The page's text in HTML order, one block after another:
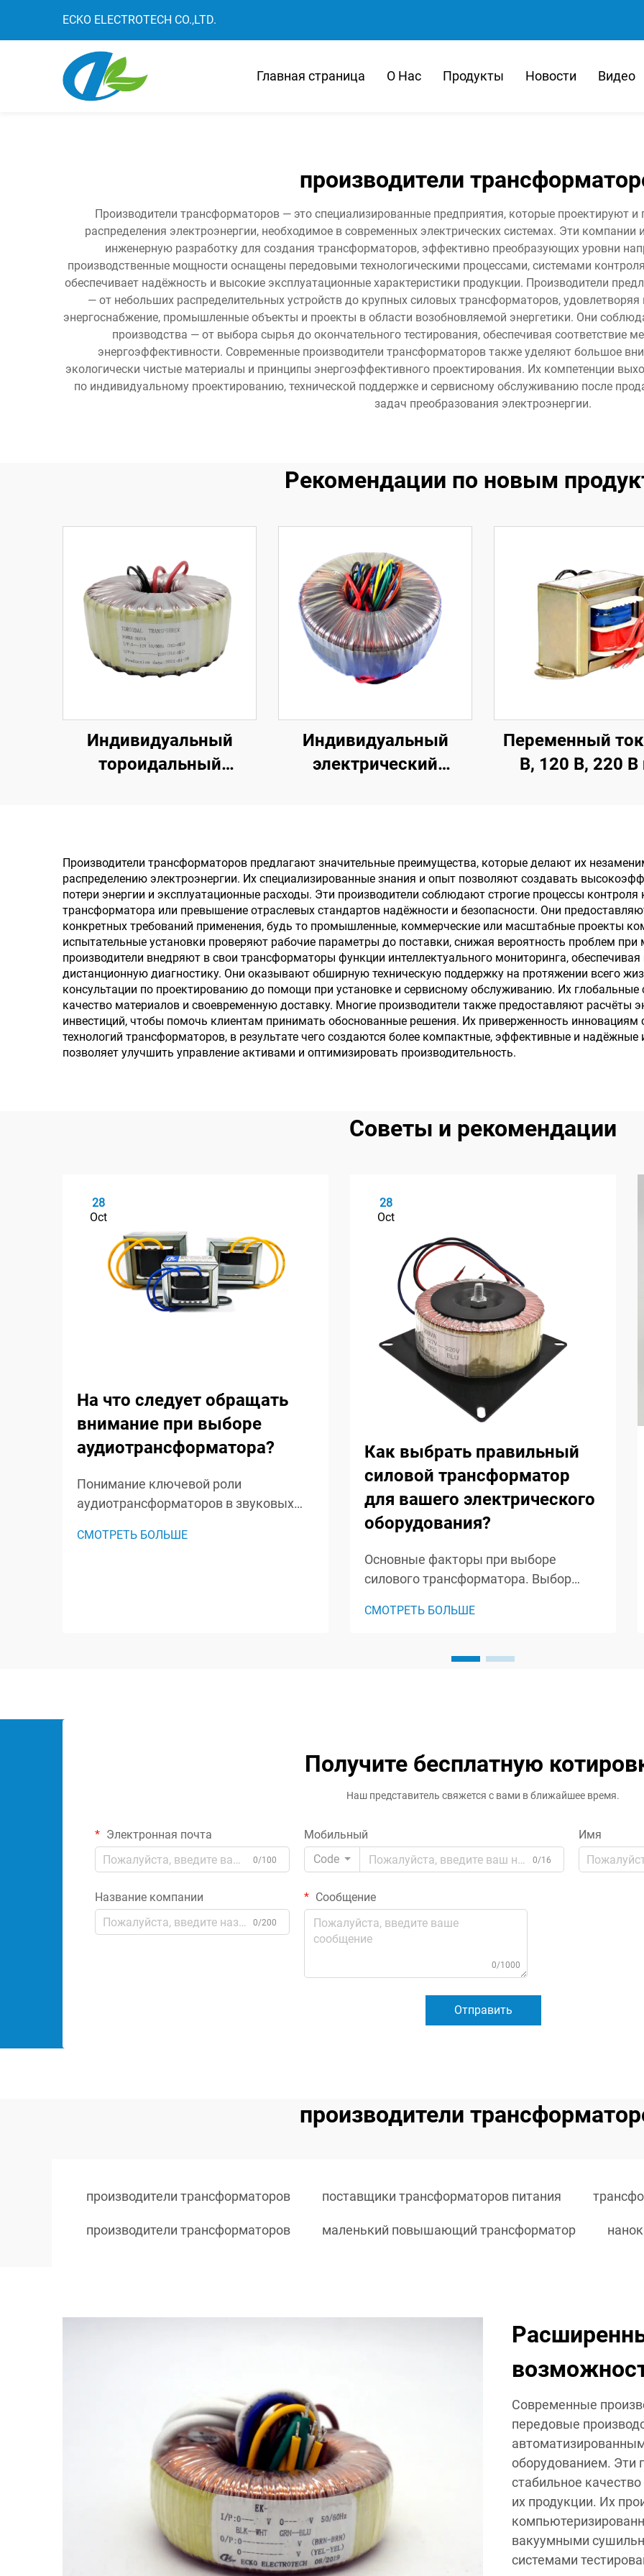
ECKO ELECTROTECH CO.,LTD.
Главная страница О Нас Продукты Новости Видео
производители
Производители трансформаторов — это специализированные предприятия, которые проектируют
распределения электроэнергии, необходимое в современных электрических системах. Эти
инженерную разработку для создания трансформаторов, эффективно преобразующих уровни
производственные мощности оснащены передовыми технологическими процессами, системами
обеспечивает надёжность и высокие эксплуатационные характеристики продукции. Производители
— от небольших распределительных устройств до крупных силовых трансформаторов,
энергоснабжение, промышленные объекты и проекты в области возобновляемой энергетики. Они
производства — от выбора сырья до окончательного тестирования, обеспечивая соответствие
энергоэффективности. Современные производители трансформаторов также уделяют большое
экологически чистые материалы и принципы энергоэффективного проектирования. Их компетенции
по индивидуальному проектированию, технической поддержке и сервисному обслуживанию после
задач преобразования электроэнергии.
Рекомендации по новым
Индивидуальный
тороидальный
трансформатор для
печатной платы,
аудиовыход,
тороидальный
трансформатор
Индивидуальный
электрический
тороидальный
трансформатор класса
H, усилитель
мощности
Переменный
В, 120 В, 220 В
Производители трансформаторов предлагают значительные преимущества, которые делают их
распределению электроэнергии. Их специализированные знания и опыт позволяют создавать
потери энергии и эксплуатационные расходы. Эти производители соблюдают строгие процессы контроля
трансформатора или превышение отраслевых стандартов надёжности и безопасности. Они
конкретных требований применения, будь то промышленные, коммерческие или масштабные проекты
испытательные установки проверяют рабочие параметры до поставки, снижая вероятность проблем
производители внедряют в свои трансформаторы функции интеллектуального мониторинга,
дистанционную диагностику. Они оказывают обширную техническую поддержку на протяжении всего
консультации по проектированию до помощи при установке и сервисному обслуживанию. Их глобальные
качество материалов и своевременную доставку. Многие производители также предоставляют расчёты
инвестиций, чтобы помочь клиентам принимать обоснованные решения. Их приверженность инновациям
технологий трансформаторов, в результате чего создаются более компактные, эффективные и надёжные
позволяет улучшить управление активами и оптимизировать производительность.
Советы и рекомендации
28
Oct
На что следует обращать
внимание при выборе
аудиотрансформатора?
Понимание ключевой роли
аудиотрансформаторов в звуковых
являются незамеченными героями в
СМОТРЕТЬ БОЛЬШЕ
28
Oct
Как выбрать правильный
силовой трансформатор
для вашего электрического
оборудования?
Основные факторы при выборе
силового трансформатора. Выбор
трансформатора — это важное
эффективность, надежность и
СМОТРЕТЬ БОЛЬШЕ
Получите бесплатную
Наш представитель свяжется с вами в ближайшее время.
Электронная почта
0/100
Мобильный
Code
0/16
Имя
Название компании
0/200
Сообщение
0/1000
Отправить
производители
производители трансформаторов поставщики трансформаторов питания
производители трансформаторов маленький повышающий трансформатор
Современные
передовые
оборудованием. Эти
стабильное
их продукции. Их
вакуумными
системами